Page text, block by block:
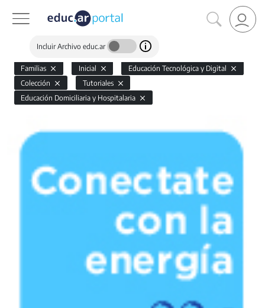
Incluir Archivo educ.ar
Familias Inicial
Educación Tecnológica y Digital
Colección
Tutoriales
Educación Domiciliaria y Hospitalaria